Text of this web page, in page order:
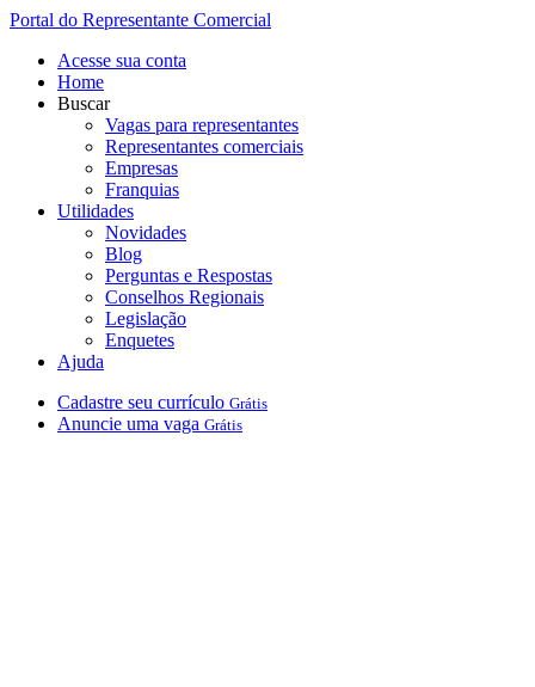
Portal do Representante Comercial
Acesse sua conta
Home
Buscar
Vagas para representantes
Representantes comerciais
Empresas
Franquias
Utilidades
Novidades
Blog
Perguntas e Respostas
Conselhos Regionais
Legislação
Enquetes
Ajuda
Cadastre seu currículo Grátis
Anuncie uma vaga Grátis